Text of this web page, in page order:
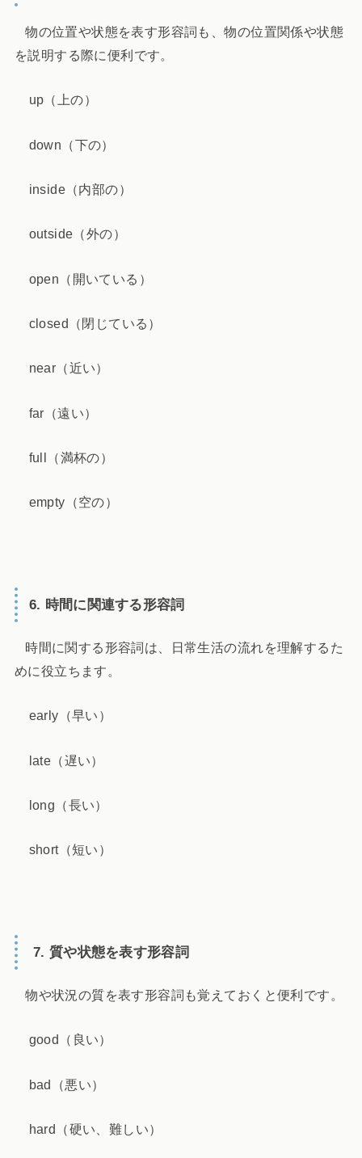
物の位置や状態を表す形容詞も、物の位置関係や状態
を説明する際に便利です。
up（上の）
down（下の）
inside（内部の）
outside（外の）
open（開いている）
closed（閉じている）
near（近い）
far（遠い）
full（満杯の）
empty（空の）
6. 時間に関連する形容詞
時間に関する形容詞は、日常生活の流れを理解するた
めに役立ちます。
early（早い）
late（遅い）
long（長い）
short（短い）
7. 質や状態を表す形容詞
物や状況の質を表す形容詞も覚えておくと便利です。
good（良い）
bad（悪い）
hard（硬い、難しい）